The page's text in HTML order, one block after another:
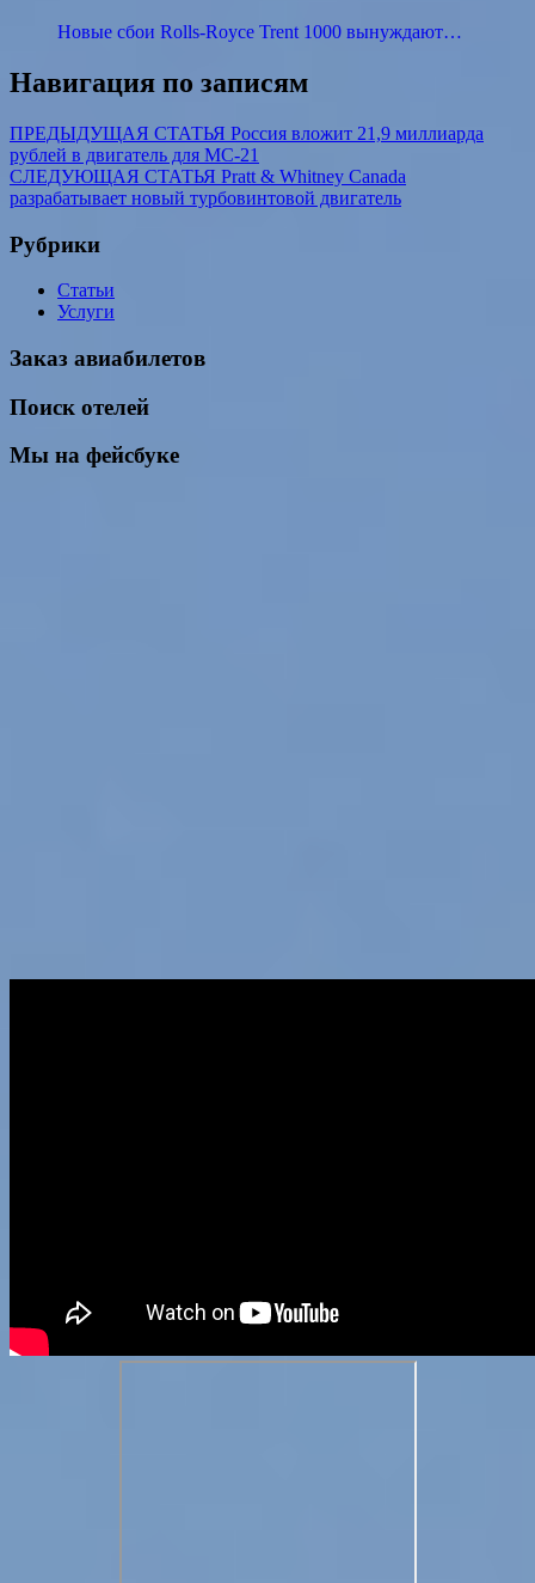
Новые сбои Rolls-Royce Trent 1000 вынуждают…
Навигация по записям
ПРЕДЫДУЩАЯ СТАТЬЯ Россия вложит 21,9 миллиарда
рублей в двигатель для МС-21
СЛЕДУЮЩАЯ СТАТЬЯ Pratt & Whitney Canada
разрабатывает новый турбовинтовой двигатель
Рубрики
Статьи
Услуги
Заказ авиабилетов
Поиск отелей
Мы на фейсбуке